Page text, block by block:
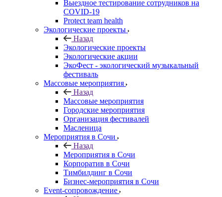
Выездное тестирование сотрудников на
COVID-19
Protect team health
Экологические проекты
Назад
Экологические проекты
Экологические акции
ЭкоФест - экологический музыкальный
фестиваль
Массовые мероприятия
Назад
Массовые мероприятия
Городские мероприятия
Организация фестивалей
Масленица
Мероприятия в Сочи
Назад
Мероприятия в Сочи
Корпоратив в Сочи
Тимбилдинг в Сочи
Бизнес-мероприятия в Сочи
Event-сопровождение